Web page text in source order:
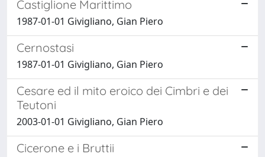
Castiglione Marittimo
1987-01-01 Givigliano, Gian Piero
Cernostasi
1987-01-01 Givigliano, Gian Piero
Cesare ed il mito eroico dei Cimbri e dei
Teutoni
2003-01-01 Givigliano, Gian Piero
Cicerone e i Bruttii